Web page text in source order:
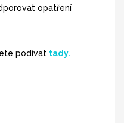
opatření
podívat tady.